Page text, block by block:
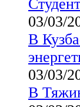
03/03/
В
03/03/
В